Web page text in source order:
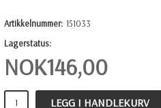
Artikkelnummer: 151033
Lagerstatus:
NOK146,00
LEGG I HANDLEKURV